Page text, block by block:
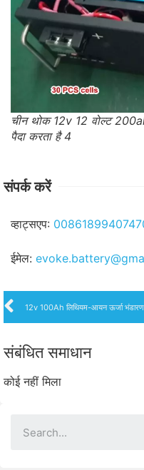
चीन थोक 12v 12 वोल्ट
पैदा करता है 4
संपर्क करें
व्हाट्सएप:
ईमेल:
12v 100Ah लिथियम-आयन ऊर्जा भंडारण
संबंधित समाधान
कोई नहीं मिला